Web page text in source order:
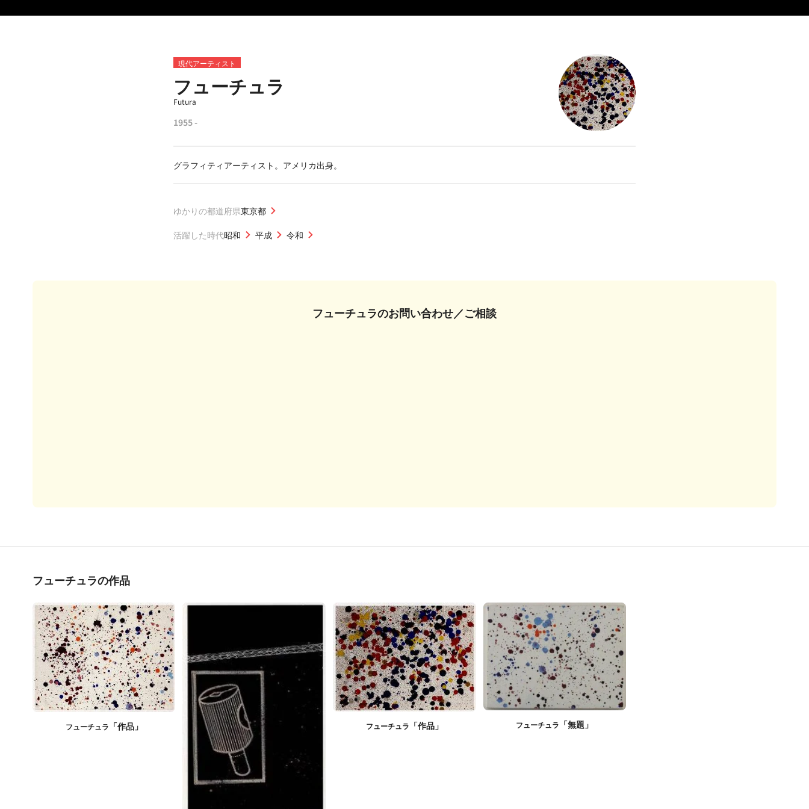
現代アーティスト
フューチュラ
Futura
1955 -
グラフィティアーティスト。アメリカ出身。
ゆかりの都道府県東京都
活躍した時代昭和 平成 令和
フューチュラのお問い合わせ／ご相談
フューチュラの作品
フューチュラ 「作品」 フューチュラ 「作品」 フューチュラ 「無題」